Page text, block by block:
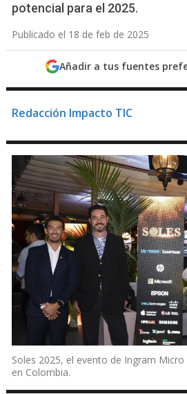
potencial para el 2025.
Publicado el 18 de feb de 2025
Añadir a tus fuentes
Redacción Impacto TIC
Soles 2025, el evento de Ingram
en Colombia.